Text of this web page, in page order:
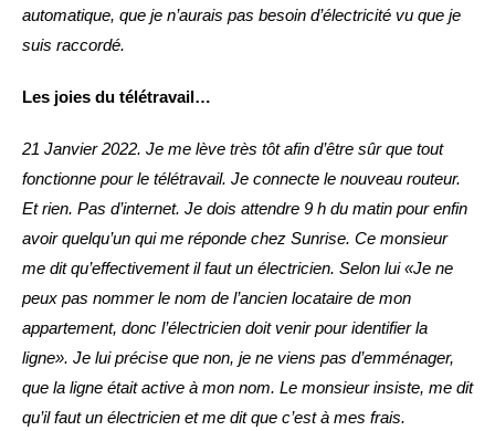
automatique, que je n’aurais pas besoin d’électricité vu que je
suis raccordé.
Les joies du télétravail…
21 Janvier 2022. Je me lève très tôt afin d’être sûr que tout
fonctionne pour le télétravail. Je connecte le nouveau routeur.
Et rien. Pas d’internet. Je dois attendre 9 h du matin pour enfin
avoir quelqu’un qui me réponde chez Sunrise. Ce monsieur
me dit qu’effectivement il faut un électricien. Selon lui «Je ne
peux pas nommer le nom de l’ancien locataire de mon
appartement, donc l’électricien doit venir pour identifier la
ligne». Je lui précise que non, je ne viens pas d’emménager,
que la ligne était active à mon nom. Le monsieur insiste, me dit
qu’il faut un électricien et me dit que c’est à mes frais.